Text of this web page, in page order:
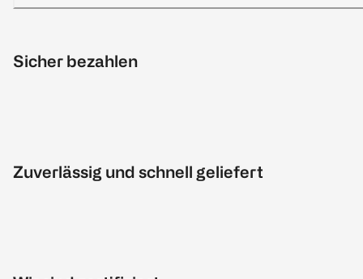
Sicher bezahlen
Zuverlässig und schnell geliefert